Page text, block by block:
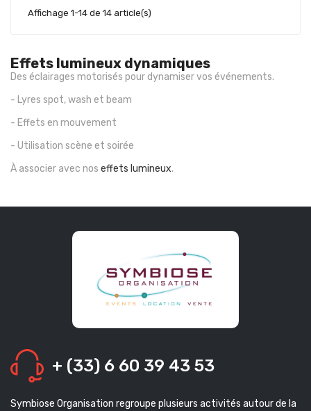
Affichage 1-14 de 14 article(s)
Effets lumineux dynamiques
Des éclairages motorisés pour dynamiser vos événements.
- Lyres spot, wash et beam
- Effets en mouvement
- Utilisation scène et soirée
À associer avec nos effets lumineux.
+ (33) 6 60 39 43 53
Symbiose Organisation regroupe plusieurs activités autour de la